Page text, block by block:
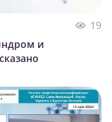
19
и